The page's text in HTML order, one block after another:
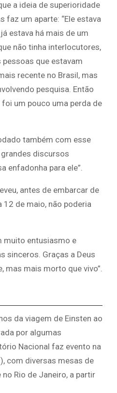
a ideia de superioridade
faz um aparte: “Ele estava
estava há mais de um
não tinha interlocutores,
que estavam
recente no Brasil, mas
pesquisa. Então
um pouco uma perda de
também com esse
discursos
enfadonha para ele”.
antes de embarcar de
12 de maio, não poderia
muito entusiasmo e
sinceros. Graças a Deus
mas mais morto que vivo”.
da viagem de Einsten ao
por algumas
Nacional faz evento na
com diversas mesas de
Rio de Janeiro, a partir